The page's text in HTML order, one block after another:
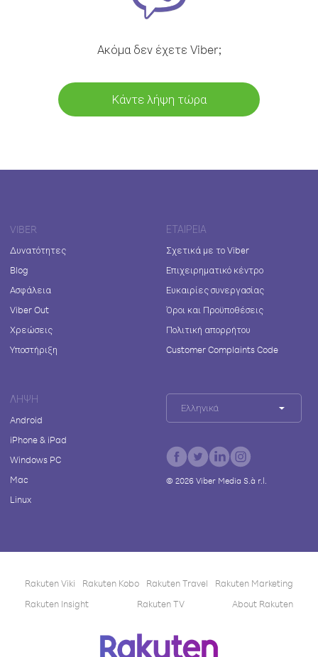
Ακόμα δεν έχετε Viber;
Κάντε λήψη τώρα
VIBER
Δυνατότητες
Blog
Ασφάλεια
Viber Out
Χρεώσεις
Υποστήριξη
ΕΤΑΙΡΕΊΑ
Σχετικά με το Viber
Επιχειρηματικό κέντρο
Ευκαιρίες συνεργασίας
Όροι και Προϋποθέσεις
Πολιτική απορρήτου
Customer Complaints Code
ΛΉΨΗ
Android
iPhone & iPad
Windows PC
Mac
Linux
Ελληνικά
© 2026Viber Media S.à r.l.
Rakuten Viki Rakuten Kobo Rakuten Travel
Rakuten Marketing
Rakuten Insight
Rakuten TV About Rakuten